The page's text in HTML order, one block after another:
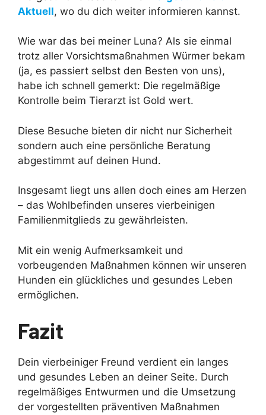
Aktuell, wo du dich weiter informieren kannst.
Wie war das bei meiner Luna? Als sie einmal
trotz aller Vorsichtsmaßnahmen Würmer bekam
(ja, es passiert selbst den Besten von uns),
habe ich schnell gemerkt: Die regelmäßige
Kontrolle beim Tierarzt ist Gold wert.
Diese Besuche bieten dir nicht nur Sicherheit
sondern auch eine persönliche Beratung
abgestimmt auf deinen Hund.
Insgesamt liegt uns allen doch eines am Herzen
– das Wohlbefinden unseres vierbeinigen
Familienmitglieds zu gewährleisten.
Mit ein wenig Aufmerksamkeit und
vorbeugenden Maßnahmen können wir unseren
Hunden ein glückliches und gesundes Leben
ermöglichen.
Fazit
Dein vierbeiniger Freund verdient ein langes
und gesundes Leben an deiner Seite. Durch
regelmäßiges Entwurmen und die Umsetzung
der vorgestellten präventiven Maßnahmen